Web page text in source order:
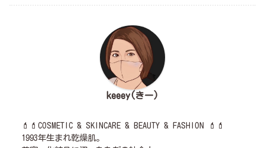
keeey(きー)
💄💄COSMETIC & SKINCARE & BEAUTY & FASHION 💄💄
1993年生まれ乾燥肌。